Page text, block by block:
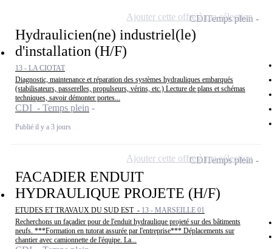
Hydraulicien(ne) industriel(le)
d'installation (H/F)
13 - LA CIOTAT
Diagnostic, maintenance et réparation des systèmes hydrauliques embarqués
(stabilisateurs, passerelles, propulseurs, vérins, etc.) Lecture de plans et schémas
techniques, savoir démonter portes...
CDI - Temps plein
Publié il y a 3 jours
CDITemps plein
Ajouter cette offre à ma sélection
FACADIER ENDUIT
HYDRAULIQUE PROJETE (H/F)
ETUDES ET TRAVAUX DU SUD EST - 13 - MARSEILLE 01
Recherchons un façadier pour de l'enduit hydraulique projeté sur des bâtiments
neufs. ***Formation en tutorat assurée par l'entreprise*** Déplacements sur
chantier avec camionnette de l'équipe. La...
CDITemps plein
Ajouter cette offre à ma sélection